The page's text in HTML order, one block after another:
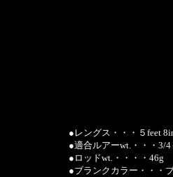
●レングス・・・５feet
●適合ルアーwt.・・・3/4
●ロッドwt.・・・・46g
●ブランクカラー・・・